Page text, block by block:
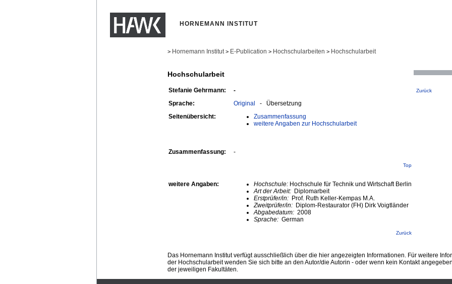
HORNEMANN INSTITUT
> Hornemann Institut > E-Publication > Hochschularbeiten > Hochschularbeit
Hochschularbeit
Stefanie Gehrmann: - Zurück
Sprache: Original - Übersetzung
Seitenübersicht:
Zusammenfassung
weitere Angaben zur Hochschularbeit
Zusammenfassung: -
Top
weitere Angaben: Hochschule: Hochschule für Technik und Wirtschaft Berlin
Art der Arbeit: Diplomarbeit
Erstprüfer/in: Prof. Ruth Keller-Kempas M.A.
Zweitprüfer/in: Diplom-Restaurator (FH) Dirk Voigtländer
Abgabedatum: 2008
Sprache: German
Zurück
Das Hornemann Institut verfügt ausschließlich über die hier angezeigten Informationen. Für weitere
der Hochschularbeit wenden Sie sich bitte an den Autor/die Autorin - oder wenn kein Kontakt
der jeweiligen Fakultäten.